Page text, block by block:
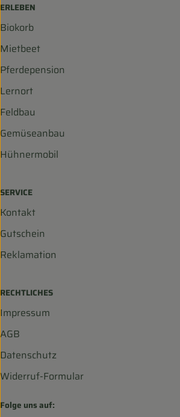
ERLEBEN
Biokorb
Mietbeet
Pferdepension
Lernort
Feldbau
Gemüseanbau
Hühnermobil
SERVICE
Kontakt
Gutschein
Reklamation
RECHTLICHES
Impressum
AGB
Datenschutz
Widerruf-Formular
Folge uns auf: